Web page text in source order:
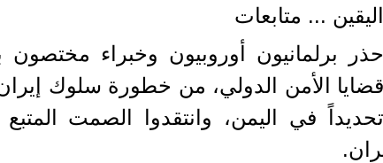
اليقين ... متابعات
حذر برلمانيون أوروبيون وخبراء
الأمن الدولي، من خطورة سلوك
في اليمن، وانتقدوا الصمت